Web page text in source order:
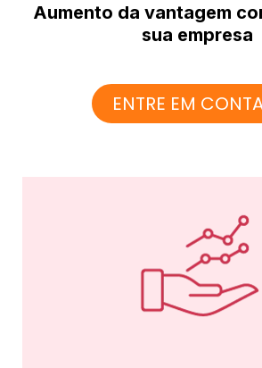
Aumento da vantagem
sua empresa
ENTRE EM